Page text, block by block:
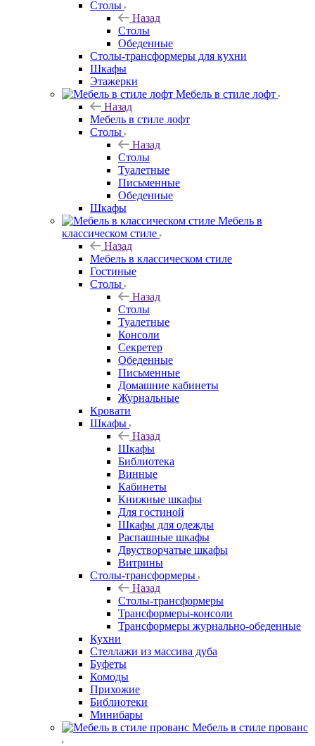
Столы
Назад
Столы
Обеденные
Столы-трансформеры для кухни
Шкафы
Этажерки
Мебель в стиле лофт
Назад
Мебель в стиле лофт
Столы
Назад
Столы
Туалетные
Письменные
Обеденные
Шкафы
Мебель в
классическом стиле
Назад
Мебель в классическом стиле
Гостиные
Столы
Назад
Столы
Туалетные
Консоли
Секретер
Обеденные
Письменные
Домашние кабинеты
Журнальные
Кровати
Шкафы
Назад
Шкафы
Библиотека
Винные
Кабинеты
Книжные шкафы
Для гостиной
Шкафы для одежды
Распашные шкафы
Двустворчатые шкафы
Витрины
Столы-трансформеры
Назад
Столы-трансформеры
Трансформеры-консоли
Трансформеры журнально-обеденные
Кухни
Стеллажи из массива дуба
Буфеты
Комоды
Прихожие
Библиотеки
Минибары
Мебель в стиле прованс